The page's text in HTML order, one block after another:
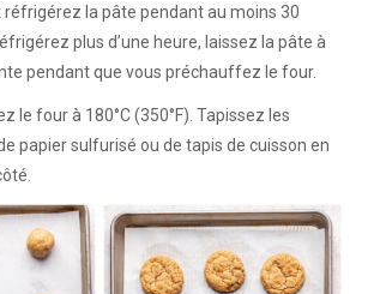
réfrigérez la pâte pendant au moins 30
plus d’une heure, laissez la pâte à
pendant que vous préchauffez le four.
le four à 180°C (350°F). Tapissez les
papier sulfurisé ou de tapis de cuisson en